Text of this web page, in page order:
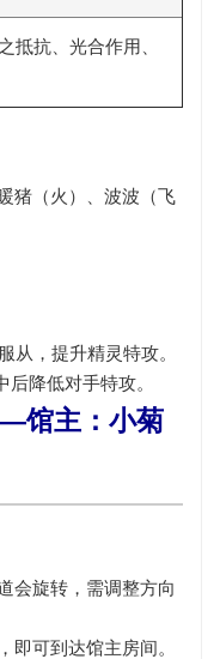
抵抗、光合作用、
猪（火）、波波（飞
从，提升精灵特攻。
后降低对手特攻。
馆主：小菊
会旋转，需调整方向
，即可到达馆主房间。